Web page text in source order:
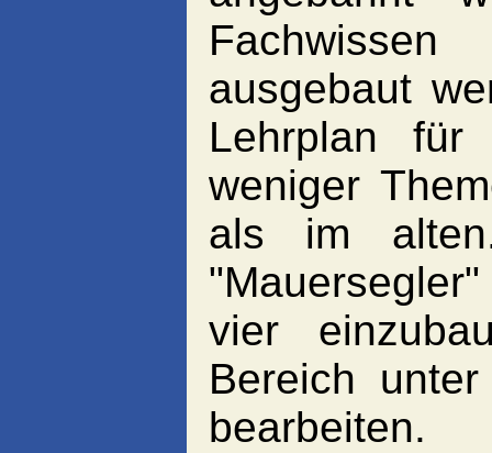
ausgebaut
Lehrplan für
weniger
als im
vier
Bereich
bearbeiten.